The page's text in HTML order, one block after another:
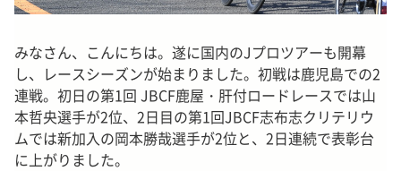
みなさん、こんにちは。遂に国内のJプロツアーも開幕
し、レースシーズンが始まりました。初戦は鹿児島での2
連戦。初日の第1回 JBCF鹿屋・肝付ロードレースでは山
本哲央選手が2位、2日目の第1回JBCF志布志クリテリウ
ムでは新加入の岡本勝哉選手が2位と、2日連続で表彰台
に上がりました。